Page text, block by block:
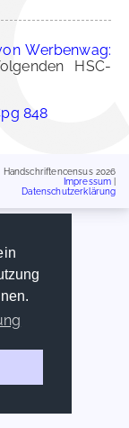
Werbenwag:
HSC-
848
Handschriftencensus 2026
Impressum
Datenschutzerklärung